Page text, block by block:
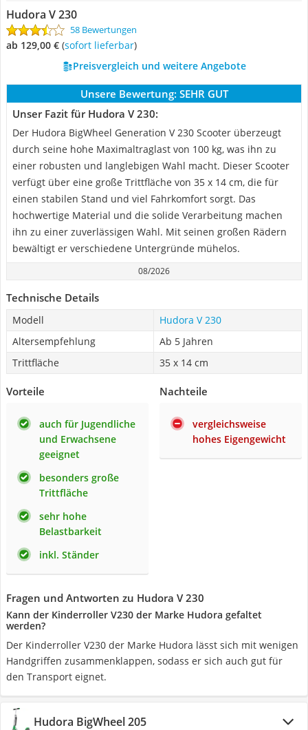
Hudora V 230
58 Bewertungen
ab 129,00 € ( Sofort lieferbar)
Preisvergleich und weitere Angebote
Unsere Bewertung: SEHR GUT
Unser Fazit für Hudora V 230:
Der Hudora BigWheel Generation V 230 Scooter überzeugt
durch seine hohe Maximaltraglast von 100 kg, was ihn zu
einer robusten und langlebigen Wahl macht. Dieser Scooter
verfügt über eine große Trittfläche von 35 x 14 cm, die für
einen stabilen Stand und viel Fahrkomfort sorgt. Das
hochwertige Material und die solide Verarbeitung machen
ihn zu einer zuverlässigen Wahl. Mit seinen großen Rädern
bewältigt er verschiedene Untergründe mühelos.
08/2026
Technische Details
Modell
Hudora V 230
Altersempfehlung
Ab 5 Jahren
Trittfläche
35 x 14 cm
Vorteile
auch für Jugendliche
und Erwachsene
geeignet
besonders große
Trittfläche
sehr hohe
Belastbarkeit
inkl. Ständer
Nachteile
vergleichsweise
hohes Eigengewicht
Fragen und Antworten zu Hudora V 230
Kann der Kinderroller V230 der Marke Hudora gefaltet
werden?
Der Kinderroller V230 der Marke Hudora lässt sich mit wenigen
Handgriffen zusammenklappen, sodass er sich auch gut für
den Transport eignet.
Hudora BigWheel 205